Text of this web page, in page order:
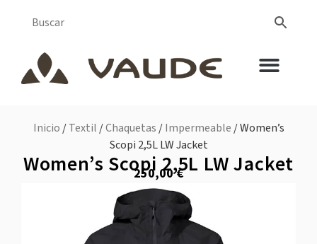
Inicio /Textil /Chaquetas /Impermeable / Women’s
Scopi 2,5L LW Jacket
Women’s Scopi 2,5L LW Jacket
250,00€